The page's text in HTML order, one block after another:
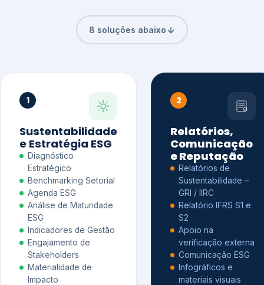
8 soluções abaixo
1
Sustentabilidade
e Estratégia ESG
Diagnóstico
Estratégico
Benchmarking Setorial
Agenda ESG
Análise de Maturidade
ESG
Indicadores de Gestão
Engajamento de
Stakeholders
Materialidade de
Impacto
2
Relatórios,
Comunicação
e Reputação
Relatórios de
Sustentabilidade –
GRI / IIRC
Relatório IFRS S1 e
S2
Apoio na
verificação externa
Comunicação ESG
Infográficos e
materiais visuais